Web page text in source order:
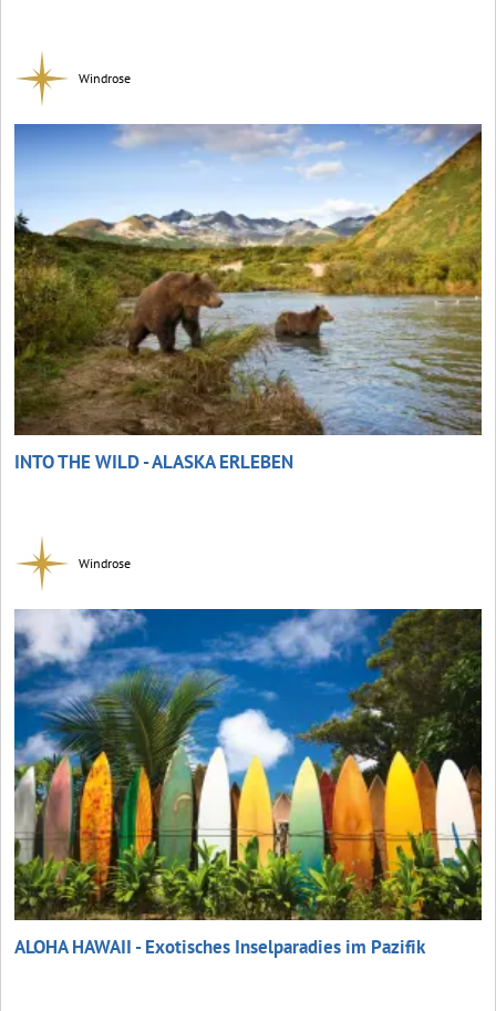
Windrose
INTO THE WILD - ALASKA ERLEBEN
Windrose
ALOHA HAWAII - Exotisches Inselparadies im Pazifik